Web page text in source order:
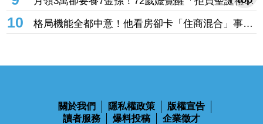
物」踩煞車 3兒女現實反應讓她心寒
10
格局機能全都中意！他看房卻卡「住商混合」事務
所過半 網友：除非夠便宜
關於我們 隱私權政策
版權宣告
讀者服務
爆料投稿 企業徵才